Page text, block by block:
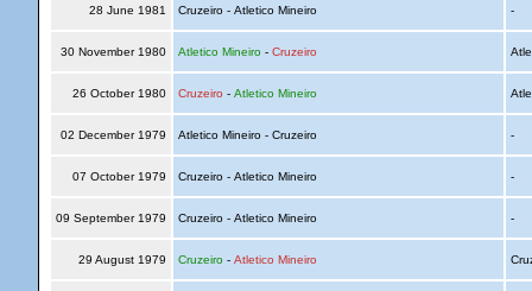
28 June 1981 Cruzeiro - Atletico Mineiro -
30 November 1980 Atletico Mineiro- Cruzeiro
26 October 1980 Cruzeiro - Atletico Mineiro
02 December 1979 Atletico Mineiro - Cruzeiro -
07 October 1979 Cruzeiro - Atletico Mineiro -
09 September 1979 Cruzeiro - Atletico Mineiro -
29 August 1979 Cruzeiro- Atletico Mineiro